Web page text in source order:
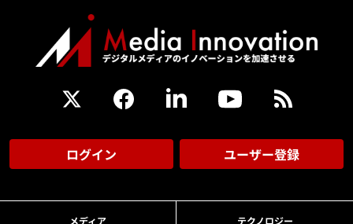
ログイン ユーザー登録
メディア テクノロジー